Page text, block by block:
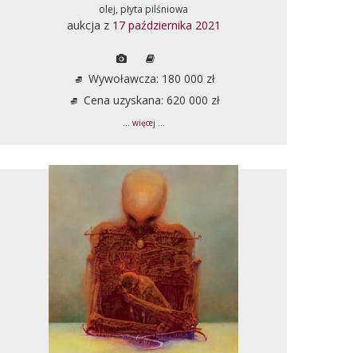
olej, płyta pilśniowa
aukcja z 17 października 2021
Wywoławcza: 180 000 zł
Cena uzyskana: 620 000 zł
... więcej ...